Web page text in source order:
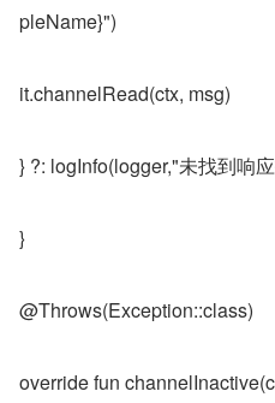
pleName}")
it.channelRead(ctx, msg)
} ?: logInfo(logger,"未找到响
}
@Throws(Exception::class)
override fun